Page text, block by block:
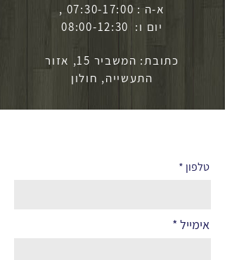
א-ה : 07:30-17:00 ,
יום ו: 08:00-12:30
כתובת: המשביר 15, אזור
התעשייה, חולון
טלפון
אימייל